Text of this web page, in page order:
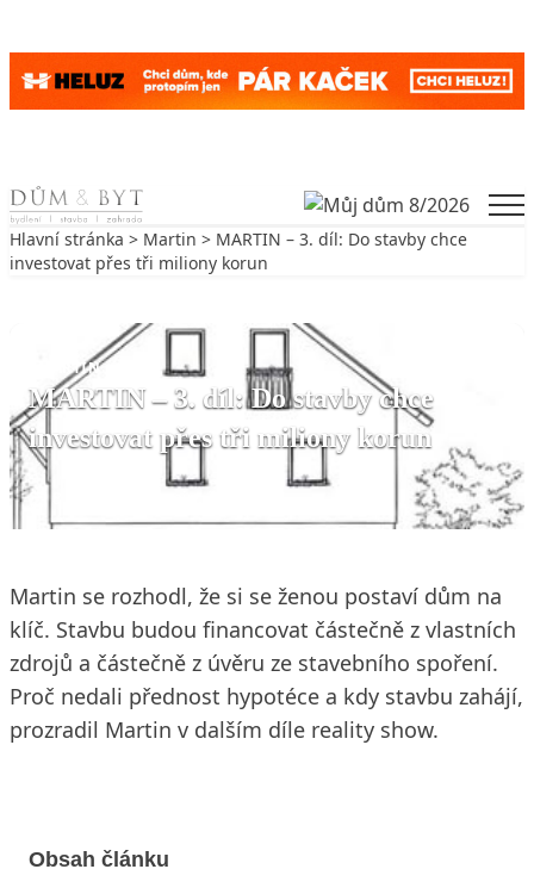
Skip to content
Hlavní stránka > Martin > MARTIN – 3. díl: Do stavby chce
investovat přes tři miliony korun
MARTIN
MARTIN – 3. díl: Do stavby chce
investovat přes tři miliony korun
Martin se rozhodl, že si se ženou postaví dům na
klíč. Stavbu budou financovat částečně z vlastních
zdrojů a částečně z úvěru ze stavebního spoření.
Proč nedali přednost hypotéce a kdy stavbu zahájí,
prozradil Martin v dalším díle reality show.
Obsah článku